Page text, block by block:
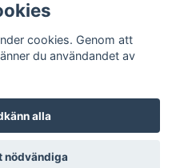
cookies. Genom att
du användandet av
alla
nödvändiga